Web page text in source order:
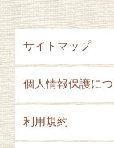
サイトマップ
個人情報保護に
利用規約